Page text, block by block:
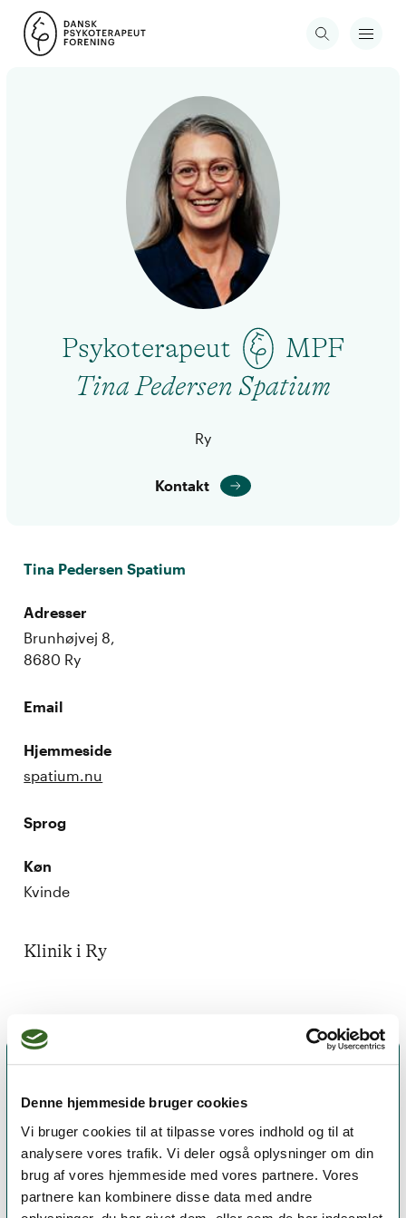
Denne hjemmeside bruger cookies
Vi bruger cookies til at tilpasse vores indhold og til at
analysere vores trafik. Vi deler også oplysninger om din
brug af vores hjemmeside med vores partnere. Vores
partnere kan kombinere disse data med andre
Psykoterapeut
MPF
Tina Pedersen Spatium
Ry
Kontakt
Tina Pedersen Spatium
Adresser
Brunhøjvej 8,
8680 Ry
Email
Hjemmeside
spatium.nu
Sprog
Køn
Kvinde
Klinik i Ry